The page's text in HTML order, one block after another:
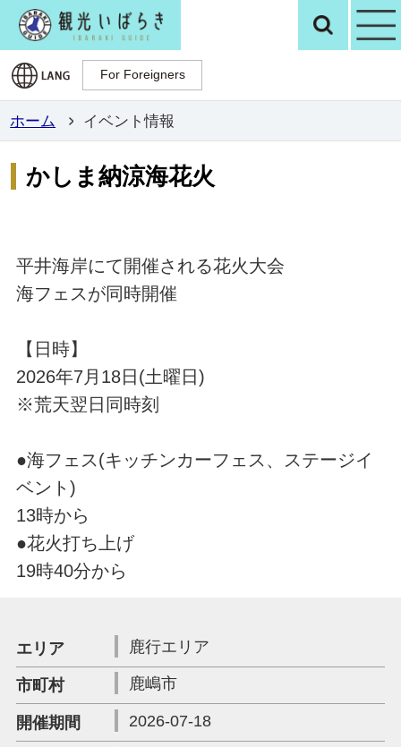
観光いばらき検
For Foreigners
For Foreigners
ホーム イベント情報
かしま納涼海花火
平井海岸にて開催される花火大会
海フェスが同時開催
【日時】
2026年7月18日(土曜日)
※荒天翌日同時刻
●海フェス(キッチンカーフェス、ステージイ
ベント)
13時から
●花火打ち上げ
19時40分から
エリア 鹿行エリア
市町村 鹿嶋市
開催期間 2026-07-18